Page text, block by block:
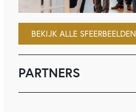
BEKIJK ALLE SFEERBEELDEN
PARTNERS